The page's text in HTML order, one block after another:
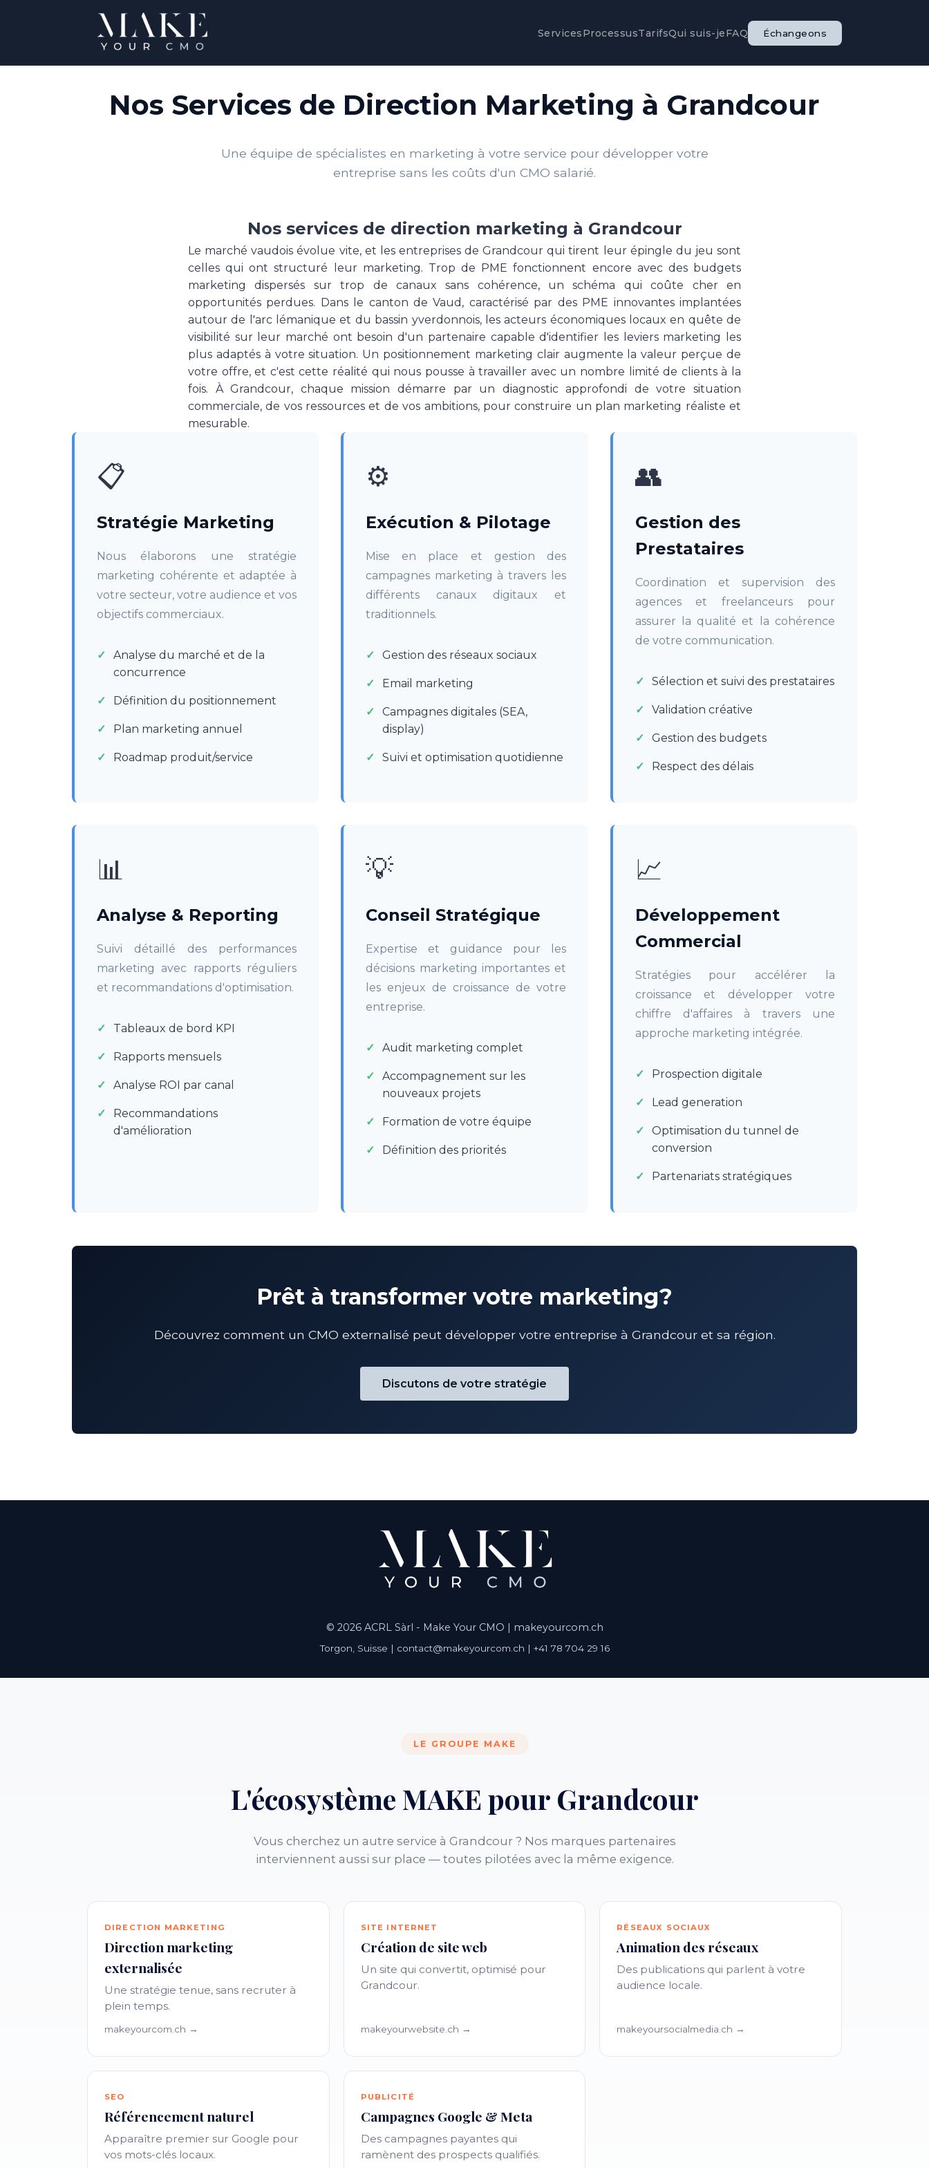
ServicesProcessusTarifsQui suis-jeFAQ Échangeons
Nos Services de Direction Marketing à Grandcour
Une équipe de spécialistes en marketing à votre service pour développer votre
entreprise sans les coûts d'un CMO salarié.
Nos services de direction marketing à Grandcour
Le marché vaudois évolue vite, et les entreprises de Grandcour qui tirent leur épingle du jeu sont
celles qui ont structuré leur marketing. Trop de PME fonctionnent encore avec des budgets
marketing dispersés sur trop de canaux sans cohérence, un schéma qui coûte cher en
opportunités perdues. Dans le canton de Vaud, caractérisé par des PME innovantes implantées
autour de l'arc lémanique et du bassin yverdonnois, les acteurs économiques locaux en quête de
visibilité sur leur marché ont besoin d'un partenaire capable d'identifier les leviers marketing les
plus adaptés à votre situation. Un positionnement marketing clair augmente la valeur perçue de
votre offre, et c'est cette réalité qui nous pousse à travailler avec un nombre limité de clients à la
fois. À Grandcour, chaque mission démarre par un diagnostic approfondi de votre situation
commerciale, de vos ressources et de vos ambitions, pour construire un plan marketing réaliste et
mesurable.
📋
Stratégie Marketing
Nous élaborons une stratégie
marketing cohérente et adaptée à
votre secteur, votre audience et vos
objectifs commerciaux.
Analyse du marché et de la
concurrence
Définition du positionnement
Plan marketing annuel
Roadmap produit/service
⚙️
Exécution & Pilotage
Mise en place et gestion des
campagnes marketing à travers les
différents canaux digitaux et
traditionnels.
Gestion des réseaux sociaux
Email marketing
Campagnes digitales (SEA,
display)
Suivi et optimisation quotidienne
👥
Gestion des
Prestataires
Coordination et supervision des
agences et freelanceurs pour
assurer la qualité et la cohérence
de votre communication.
Sélection et suivi des prestataires
Validation créative
Gestion des budgets
Respect des délais
📊
Analyse & Reporting
Suivi détaillé des performances
marketing avec rapports réguliers
et recommandations d'optimisation.
Tableaux de bord KPI
Rapports mensuels
Analyse ROI par canal
Recommandations
d'amélioration
💡
Conseil Stratégique
Expertise et guidance pour les
décisions marketing importantes et
les enjeux de croissance de votre
entreprise.
Audit marketing complet
Accompagnement sur les
nouveaux projets
Formation de votre équipe
Définition des priorités
📈
Développement
Commercial
Stratégies pour accélérer la
croissance et développer votre
chiffre d'affaires à travers une
approche marketing intégrée.
Prospection digitale
Lead generation
Optimisation du tunnel de
conversion
Partenariats stratégiques
Prêt à transformer votre marketing?
Découvrez comment un CMO externalisé peut développer votre entreprise à Grandcour et sa région.
Discutons de votre stratégie
© 2026 ACRL Sàrl - Make Your CMO | makeyourcom.ch
Torgon, Suisse | contact@makeyourcom.ch | +41 78 704 29 16
LE GROUPE MAKE
L'écosystème MAKE pour Grandcour
Vous cherchez un autre service à Grandcour ? Nos marques partenaires
interviennent aussi sur place — toutes pilotées avec la même exigence.
DIRECTION MARKETING
Direction marketing
externalisée
Une stratégie tenue, sans recruter à
plein temps.
makeyourcom.ch →
SITE INTERNET
Création de site web
Un site qui convertit, optimisé pour
Grandcour.
makeyourwebsite.ch →
RÉSEAUX SOCIAUX
Animation des réseaux
Des publications qui parlent à votre
audience locale.
makeyoursocialmedia.ch →
SEO
Référencement naturel
Apparaître premier sur Google pour
vos mots-clés locaux.
PUBLICITÉ
Campagnes Google & Meta
Des campagnes payantes qui
ramènent des prospects qualifiés.